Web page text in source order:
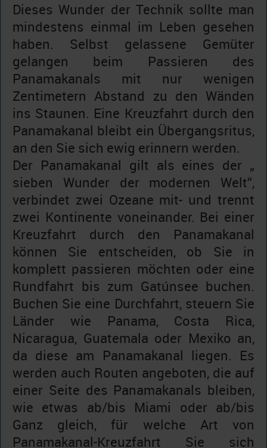
Dieses Wunder der Technik sollte man
mindestens einmal im Leben gesehen
haben. Selbst gelassene Gemüter
gelangen beim Passieren des
Panamakanals mit nur wenigen
Zentimetern Abstand zu den Wänden
ins Staunen. Eine Kreuzfahrt durch den
Panamakanal bleibt ein Übergangsritus,
an den Sie sich ewig erinnern werden.
Der Panamakanal gilt als eines der „
sieben Wunder der modernen Welt“,
verbindet zwei Ozeane mit- und trennt
zwei Kontinente voneinander. Bei einer
Kreuzfahrt durch den Panamakanal
können Sie entscheiden, ob Sie in
komplett passieren möchten oder eine
Rundfahrt bis zum Gatúnsee buchen.
Buchen Sie eine Durchfahrt, steuern Sie
Länder wie Panama, Costa Rica,
Nicaragua, Guatemala oder Mexiko an,
da diese am Panamakanal liegen. Es
werden auch Routen angeboten, die auf
einer Seite des Panamakanals bleiben,
wie etwas ab/bis Miami oder ab/bis
Ganz gleich, für welche Art von
Panamakanal-Kreuzfahrt Sie sich